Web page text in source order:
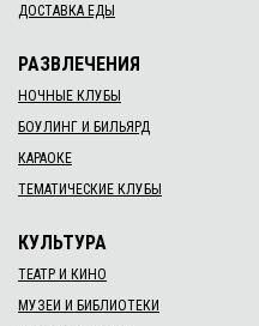
ДОСТАВКА ЕДЫ
РАЗВЛЕЧЕНИЯ
НОЧНЫЕ КЛУБЫ
БОУЛИНГ И БИЛЬЯРД
КАРАОКЕ
ТЕМАТИЧЕСКИЕ КЛУБЫ
КУЛЬТУРА
ТЕАТР И КИНО
МУЗЕИ И БИБЛИОТЕКИ